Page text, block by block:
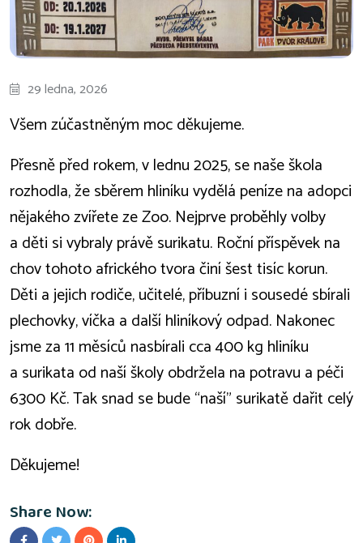
29 ledna, 2026
Všem zúčastněným moc děkujeme.
Přesně před rokem, v lednu 2025, se naše škola
rozhodla, že sběrem hliníku vydělá peníze na adopci
nějakého zvířete ze Zoo. Nejprve proběhly volby
a děti si vybraly právě surikatu. Roční příspěvek na
chov tohoto afrického tvora činí šest tisíc korun.
Děti a jejich rodiče, učitelé, příbuzní i sousedé sbírali
plechovky, víčka a další hliníkový odpad. Nakonec
jsme za 11 měsíců nasbírali cca 400 kg hliníku
a surikata od naší školy obdržela na potravu a péči
6300 Kč. Tak snad se bude “naší” surikatě dařit celý
rok dobře.
Děkujeme!
Share Now: